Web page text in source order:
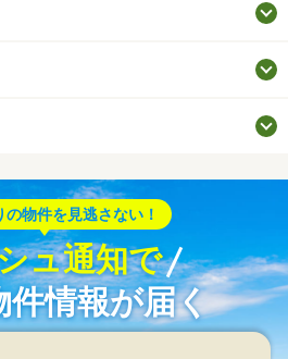
の物件を見逃さない！
ュ通知で
件情報が届く